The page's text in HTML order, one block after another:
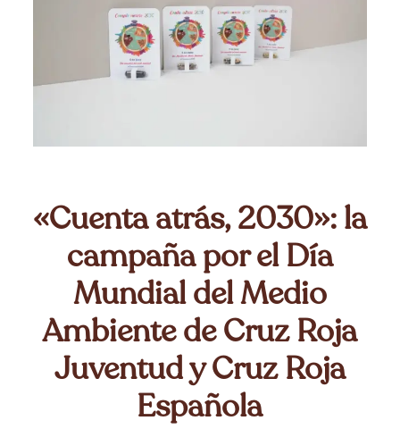
«Cuenta atrás, 2030»: la
campaña por el Día
Mundial del Medio
Ambiente de Cruz Roja
Juventud y Cruz Roja
Española